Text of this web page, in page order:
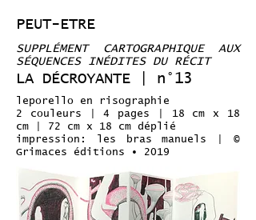
PEUT-ETRE
SUPPLÉMENT CARTOGRAPHIQUE AUX
SÉQUENCES INÉDITES DU RÉCIT
LA DÉCROYANTE | n°13
leporello en risographie
2 couleurs | 4 pages | 18 cm x 18
cm | 72 cm x 18 cm déplié
impression: les bras manuels | ©
Grimaces éditions • 2019